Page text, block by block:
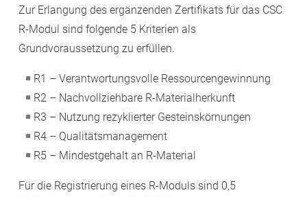
Zur Erlangung des ergänzenden Zertifikats für das CSC
R-Modul sind folgende 5 Kriterien als
Grundvoraussetzung zu erfüllen.
R1 – Verantwortungsvolle Ressourcengewinnung
R2 – Nachvollziehbare R-Materialherkunft
R3 – Nutzung rezyklierter Gesteinskörnungen
R4 – Qualitätsmanagement
R5 – Mindestgehalt an R-Material
Für die Registrierung eines R-Moduls sind 0,5